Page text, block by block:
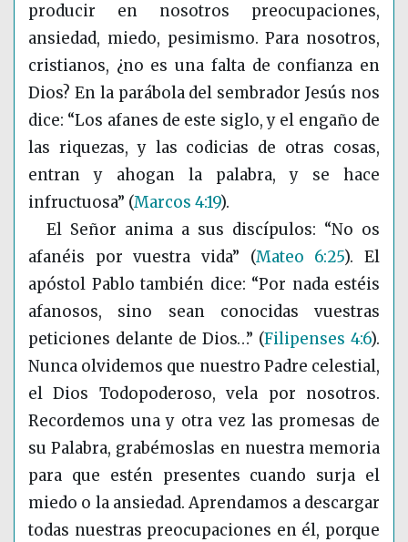
producir en nosotros preocupaciones,
ansiedad, miedo, pesimismo. Para nosotros,
cristianos, ¿no es una falta de confianza en
Dios? En la parábola del sembrador Jesús nos
dice: “Los afanes de este siglo, y el engaño de
las riquezas, y las codicias de otras cosas,
entran y ahogan la palabra, y se hace
infructuosa” (Marcos 4:19).
El Señor anima a sus discípulos: “No os
afanéis por vuestra vida” (Mateo 6:25). El
apóstol Pablo también dice: “Por nada estéis
afanosos, sino sean conocidas vuestras
peticiones delante de Dios…” (Filipenses 4:6).
Nunca olvidemos que nuestro Padre celestial,
el Dios Todopoderoso, vela por nosotros.
Recordemos una y otra vez las promesas de
su Palabra, grabémoslas en nuestra memoria
para que estén presentes cuando surja el
miedo o la ansiedad. Aprendamos a descargar
todas nuestras preocupaciones en él, porque